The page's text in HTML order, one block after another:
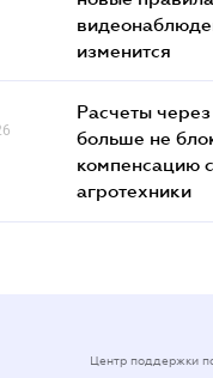
изменится
Расчеты
больше не
компенсацию
агротехники
Центр поддержки